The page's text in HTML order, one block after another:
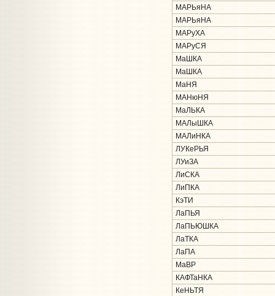
МАРЬяНА
МАРЬяНА
МАРуХА
МАРуСЯ
МаШКА
МаШКА
МаНЯ
МАНюНЯ
МаЛЬКА
МАЛыШКА
МАЛиНКА
ЛУКеРЬЯ
ЛУиЗА
ЛиСКА
ЛиПКА
КэТИ
ЛаПЬЯ
ЛаПЬЮШКА
ЛаТКА
ЛаПА
МаВР
КАФТаНКА
КеНЬТЯ